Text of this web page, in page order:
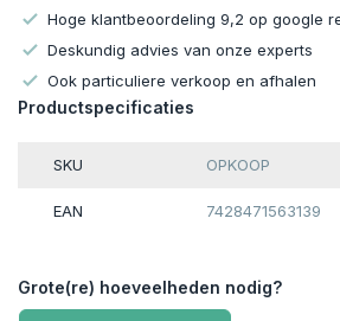
Hoge klantbeoordeling 9,2 op google
Deskundig advies van onze experts
Ook particuliere verkoop en afhalen
Productspecificaties
SKU OPKOOP
EAN 7428471563139
Grote(re) hoeveelheden nodig?